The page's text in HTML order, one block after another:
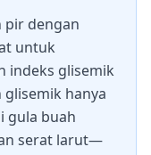
pir dengan
untuk
indeks glisemik
hanya
gula buah
serat larut—